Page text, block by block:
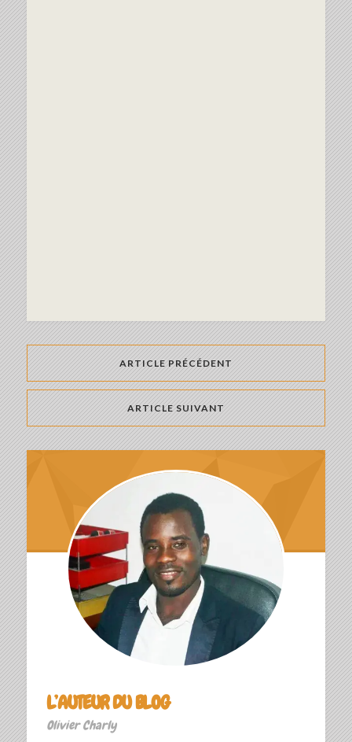
ARTICLE PRÉCÉDENT
ARTICLE SUIVANT
L’AUTEUR DU BLOG
Olivier Charly